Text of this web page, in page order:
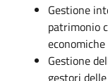
Gestione
patrimonio
Gestione
gestori